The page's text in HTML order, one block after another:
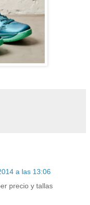
a las 13:06
precio y tallas